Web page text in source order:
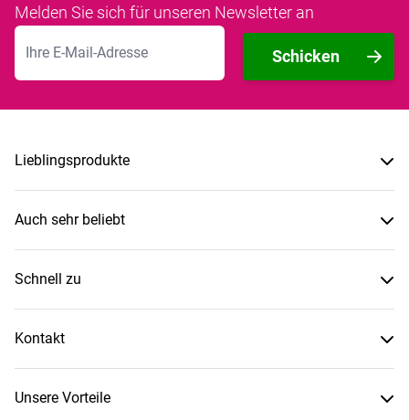
Melden Sie sich für unseren Newsletter an
E-Mailadresse
Schicken
Lieblingsprodukte
Auch sehr beliebt
Schnell zu
Kontakt
Unsere Vorteile